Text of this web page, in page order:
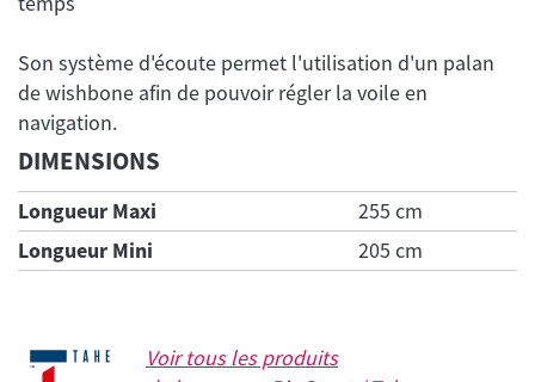
Son système d'écoute permet l'utilisation d'un palan
de wishbone afin de pouvoir régler la voile en
DIMENSIONS
Longueur Maxi
255 cm
Longueur Mini
205 cm
Voir tous les produits